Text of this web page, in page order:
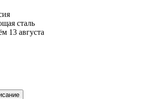
сталь
13 августа